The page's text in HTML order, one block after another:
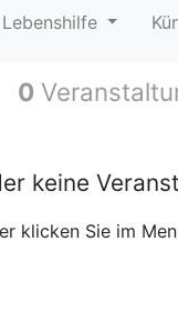
0
keine
klicken Sie im